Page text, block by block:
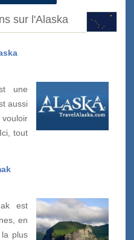
sur l'Alaska
une
aussi
tout
est
en
plus